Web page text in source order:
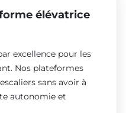
élévatrice
excellence pour les
Nos plateformes
sans avoir à
autonomie et